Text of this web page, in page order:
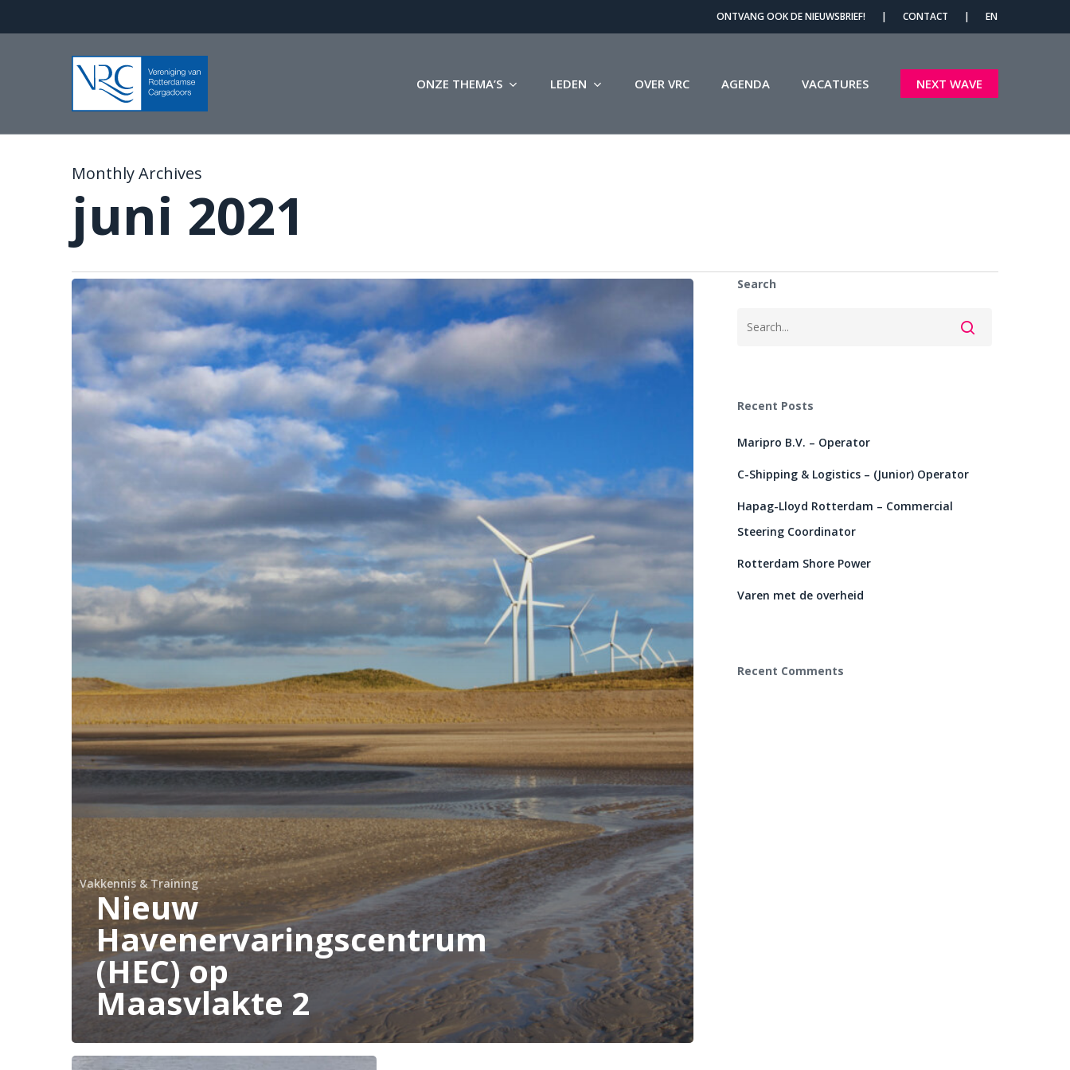
to
ONTVANG OOK DE NIEUWSBRIEF! | CONTACT | EN
ONZE THEMA’S LEDEN OVER VRC AGENDA VACATURES NEXT WAVE
Monthly Archives
juni 2021
Nieuw
Havenervaringscentrum
op
Maasvlakte
Vakkennis & Training
Nieuw
Havenervaringscentrum
(HEC) op
Maasvlakte 2
Search
Recent Posts
Maripro B.V. – Operator
C-Shipping & Logistics – (Junior) Operator
Hapag-Lloyd Rotterdam – Commercial
Steering Coordinator
Rotterdam Shore Power
Varen met de overheid
Recent Comments